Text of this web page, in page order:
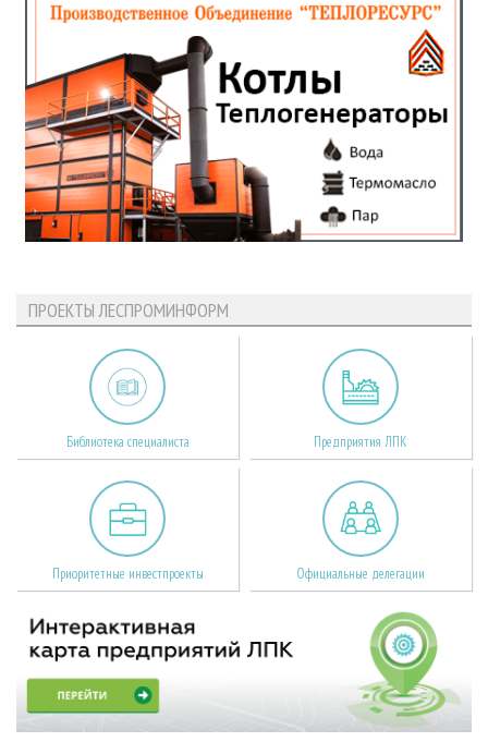
ПРОЕКТЫ ЛЕСПРОМИНФОРМ
Библиотека специалиста Предприятия ЛПК
Приоритетные инвестпроекты Официальные делегации